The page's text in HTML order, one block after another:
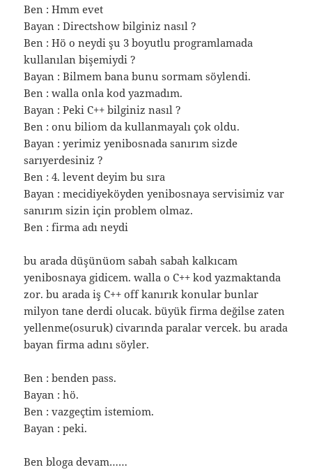
Ben : Hmm evet
Bayan : Directshow bilginiz nasıl ?
Ben : Hö o neydi şu 3 boyutlu programlamada
kullanılan bişemiydi ?
Bayan : Bilmem bana bunu sormam söylendi.
Ben : walla onla kod yazmadım.
Bayan : Peki C++ bilginiz nasıl ?
Ben : onu biliom da kullanmayalı çok oldu.
Bayan : yerimiz yenibosnada sanırım sizde
sarıyerdesiniz ?
Ben : 4. levent deyim bu sıra
Bayan : mecidiyeköyden yenibosnaya servisimiz var
sanırım sizin için problem olmaz.
Ben : firma adı neydi
bu arada düşünüom sabah sabah kalkıcam
yenibosnaya gidicem. walla o C++ kod yazmaktanda
zor. bu arada iş C++ off kanırık konular bunlar
milyon tane derdi olucak. büyük firma değilse zaten
yellenme(osuruk) civarında paralar vercek. bu arada
bayan firma adını söyler.
Ben : benden pass.
Bayan : hö.
Ben : vazgeçtim istemiom.
Bayan : peki.
Ben bloga devam……